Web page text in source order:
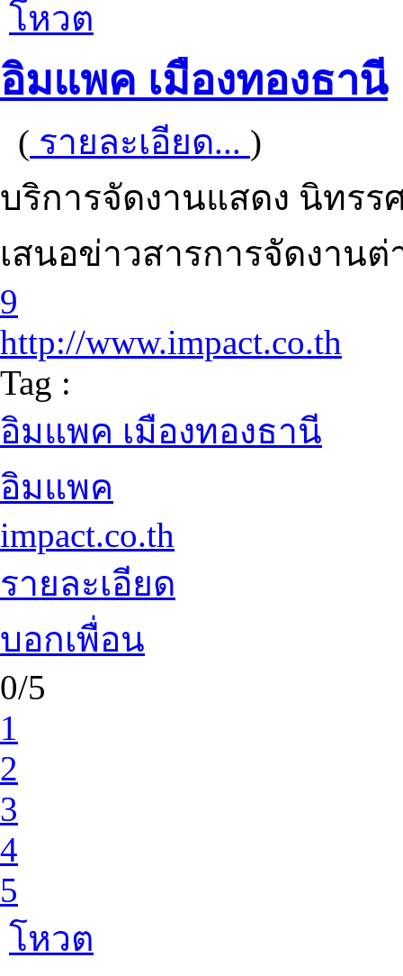
โหวต
อิมแพค เมืองทองธานี
( รายละเอียด... )
บริการจัดงานแสดง นิทร
เสนอข่าวสารการจัดงาน
9
http://www.impact.co.th
Tag :
อิมแพค เมืองทองธานี
อิมแพค
impact.co.th
รายละเอียด
บอกเพื่อน
0/5
1
2
3
4
5
โหวต